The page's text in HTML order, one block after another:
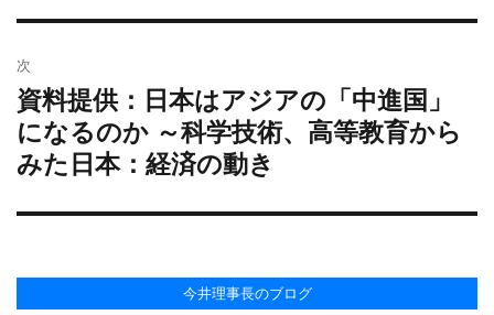
シ
ョ
ン
投
次
次
の
投
稿:
資料提供：日本はアジアの「中進国」
になるのか ～科学技術、高等教育から
みた日本：経済の動き
今井理事長のブログ